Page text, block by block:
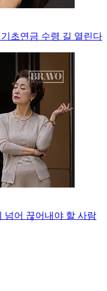
초연금 수령 길 열린다
넘어 끊어내야 할 사람